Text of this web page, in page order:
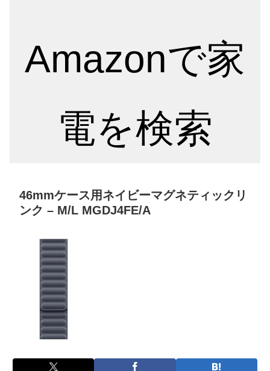
Amazonで家
電を検索
46mmケース用ネイビーマグネティックリ
ンク – M/L MGDJ4FE/A